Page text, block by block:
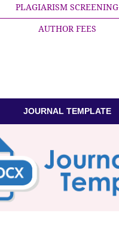
PLAGIARISM SCREENING
AUTHOR FEES
JOURNAL TEMPLATE